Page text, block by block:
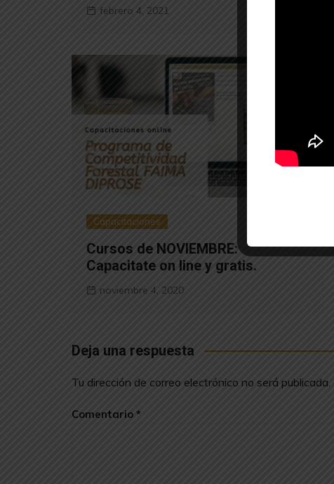
febrero 4, 2021
Capacitaciones
Cursos de NOVIEMBRE:
Capacitate on line y gratis.
noviembre 4, 2020
Deja una respuesta
Tu dirección de correo electrónico no será publicada.
Comentario *